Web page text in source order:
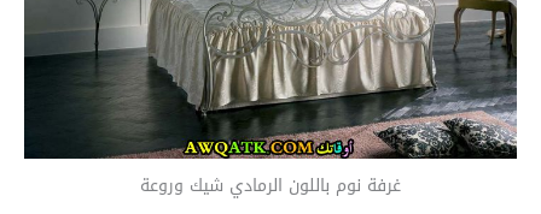
غرفة نوم باللون الرمادي شيك وروعة